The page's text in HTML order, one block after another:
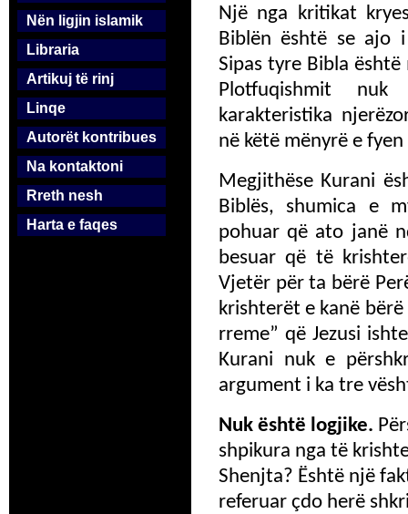
Nën ligjin islamik
Libraria
Artikuj të rinj
Linqe
Autorët kontribues
Na kontaktoni
Rreth nesh
Harta e faqes
Një nga kritikat
Biblën është se ajo i
Sipas tyre Bibla
Plotfuqishmit nuk
karakteristika
në këtë mënyrë e
Megjithëse Kurani
Biblës, shumica e
pohuar që ato janë
besuar që të
Vjetër për ta bërë
krishterët e kanë
rreme” që Jezusi
Kurani nuk e
argument i ka tre
Nuk është logjike.
shpikura nga të
Shenjta? Është një
referuar çdo herë